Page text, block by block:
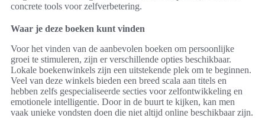
concrete tools voor zelfverbetering.
Waar je deze boeken kunt vinden
Voor het vinden van de aanbevolen boeken om persoonlijke
groei te stimuleren, zijn er verschillende opties beschikbaar.
Lokale boekenwinkels zijn een uitstekende plek om te beginnen.
Veel van deze winkels bieden een breed scala aan titels en
hebben zelfs gespecialiseerde secties voor zelfontwikkeling en
emotionele intelligentie. Door in de buurt te kijken, kan men
vaak unieke vondsten doen die niet altijd online beschikbaar zijn.